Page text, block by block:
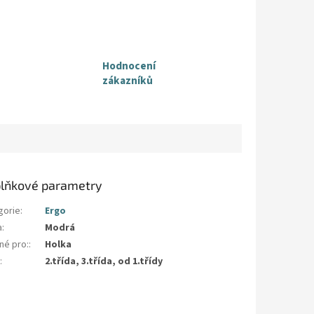
Hodnocení
zákazníků
parametry
:
Ergo
:
Modrá
pro::
Holka
: 2.třída, 3.třída, od 1.třídy